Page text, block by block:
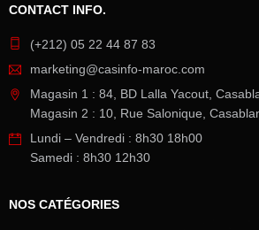
CONTACT INFO.
(+212) 05 22 44 87 83
marketing@casinfo-maroc.com
Magasin 1 : 84, BD Lalla Yacout,
Magasin 2 : 10, Rue Salonique,
Lundi – Vendredi : 8h30 18h00
Samedi : 8h30 12h30
NOS CATÉGORIES